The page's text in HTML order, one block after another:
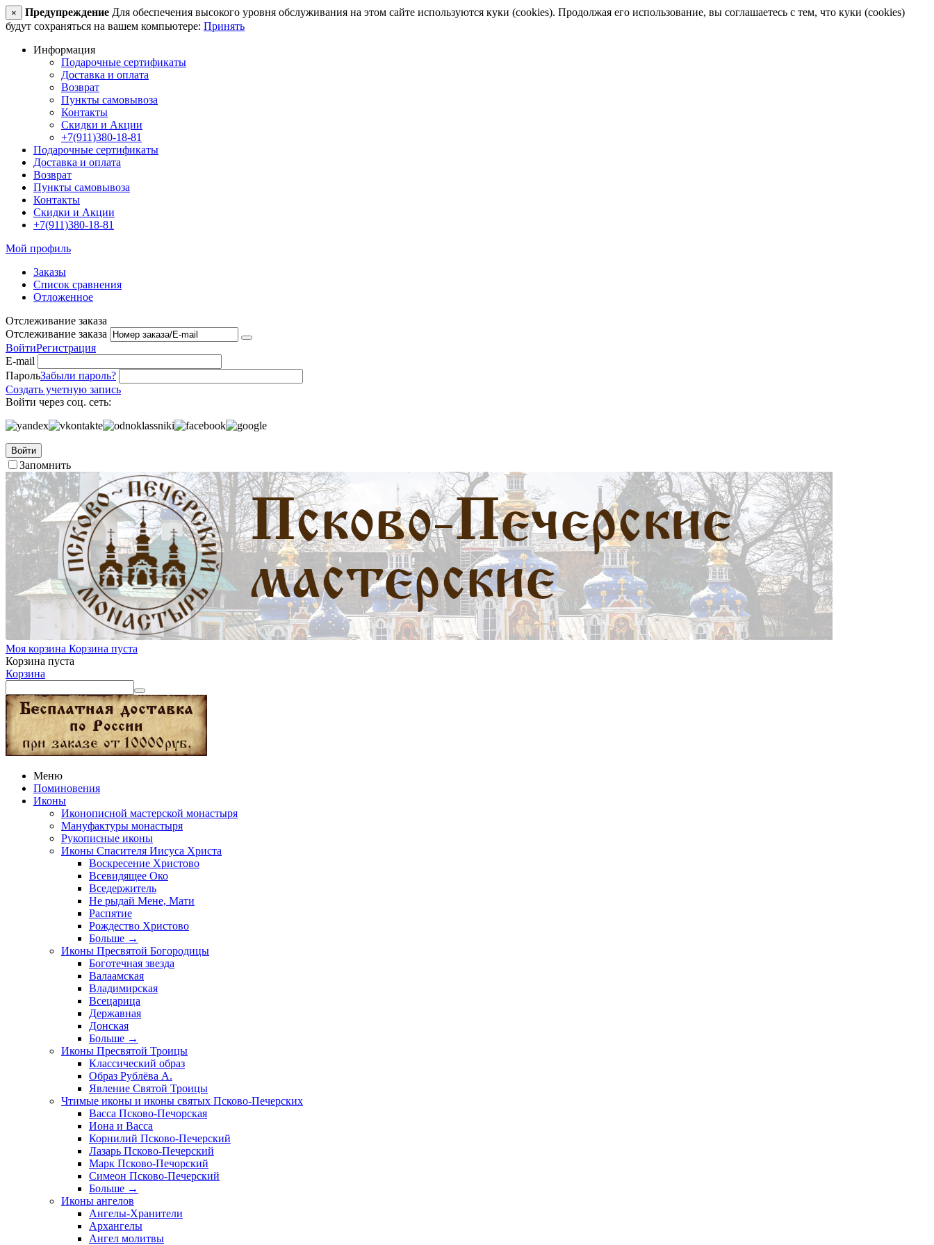
× Предупреждение Для обеспечения высокого уровня обслуживания на этом сайте используются куки (cookies). Продолжая его использование, вы соглашаетесь с тем, что куки (cookies)
будут сохраняться на вашем компьютере: Принять
Информация
Подарочные сертификаты
Доставка и оплата
Возврат
Пункты самовывоза
Контакты
Скидки и Акции
+7(911)380-18-81
Подарочные сертификаты
Доставка и оплата
Возврат
Пункты самовывоза
Контакты
Скидки и Акции
+7(911)380-18-81
Мой профиль
Заказы
Список сравнения
Отложенное
Отслеживание заказа
Отслеживание заказа
ВойтиРегистрация
E-mail
ПарольЗабыли пароль?
Создать учетную запись
Войти через соц. сеть:
Войти
Запомнить
Моя корзина Корзина пуста
Корзина пуста
Корзина
Меню
Поминовения
Иконы
Иконописной мастерской монастыря
Мануфактуры монастыря
Рукописные иконы
Иконы Спасителя Иисуса Христа
Воскресение Христово
Всевидящее Око
Вседержитель
Не рыдай Мене, Мати
Распятие
Рождество Христово
Больше →
Иконы Пресвятой Богородицы
Боготечная звезда
Валаамская
Владимирская
Всецарица
Державная
Донская
Больше →
Иконы Пресвятой Троицы
Классический образ
Образ Рублёва А.
Явление Святой Троицы
Чтимые иконы и иконы святых Псково-Печерских
Васса Псково-Печорская
Иона и Васса
Корнилий Псково-Печерский
Лазарь Псково-Печерский
Марк Псково-Печорский
Симеон Псково-Печерский
Больше →
Иконы ангелов
Ангелы-Хранители
Архангелы
Ангел молитвы